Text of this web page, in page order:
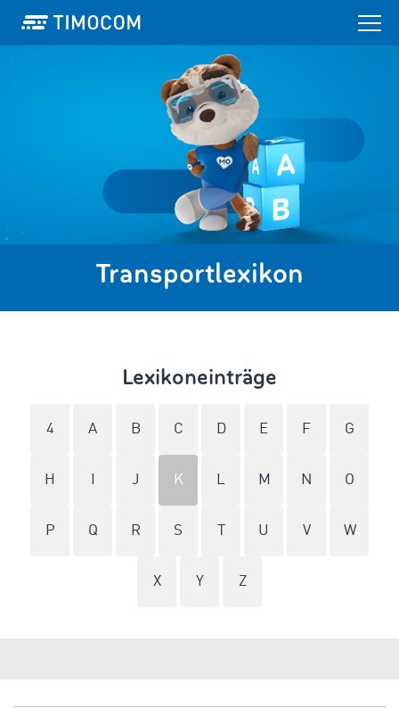
Transportlexikon
Lexikoneinträge
4 A B C D E F G
H J K L M N O
P Q R S U V W
X Y Z